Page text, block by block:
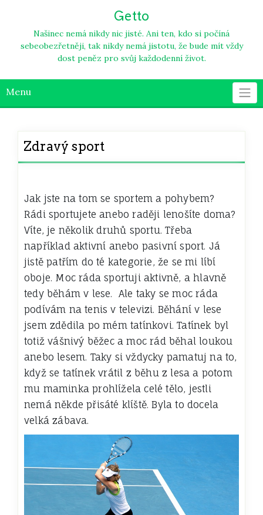
Getto
Našinec nemá nikdy nic jisté. Ani ten, kdo si počíná
sebeobezřetněji, tak nikdy nemá jistotu, že bude mít vždy
dost peněz pro svůj každodenní život.
Menu
Zdravý sport
Jak jste na tom se sportem a pohybem?
Rádi sportujete anebo raději lenošíte doma?
Víte, je několik druhů sportu. Třeba
například aktivní anebo pasivní sport. Já
jistě patřím do té kategorie, že se mi líbí
oboje. Moc ráda sportuji aktivně, a hlavně
tedy běhám v lese. Ale taky se moc ráda
podívám na tenis v televizi. Běhání v lese
jsem zdědila po mém tatínkovi. Tatínek byl
totiž vášnivý běžec a moc rád běhal loukou
anebo lesem. Taky si vždycky pamatuj na to,
když se tatínek vrátil z běhu z lesa a potom
mu maminka prohlížela celé tělo, jestli
nemá někde přisáté klíště. Byla to docela
velká zábava.